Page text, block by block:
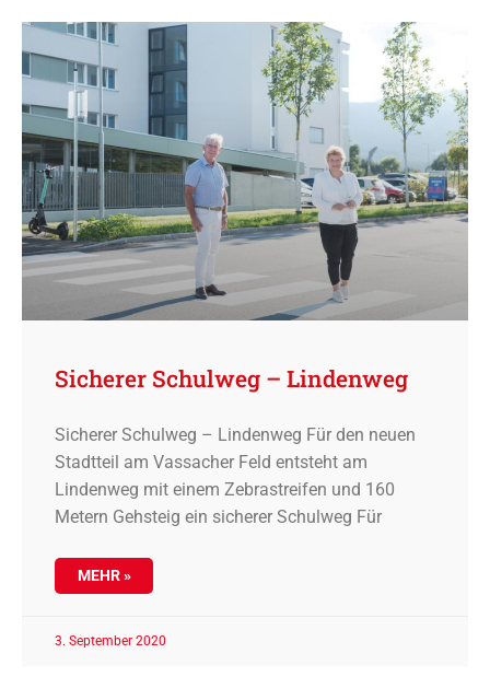
Sicherer Schulweg – Lindenweg
Sicherer Schulweg – Lindenweg Für den neuen
Stadtteil am Vassacher Feld entsteht am
Lindenweg mit einem Zebrastreifen und 160
Metern Gehsteig ein sicherer Schulweg Für
MEHR »
3. September 2020